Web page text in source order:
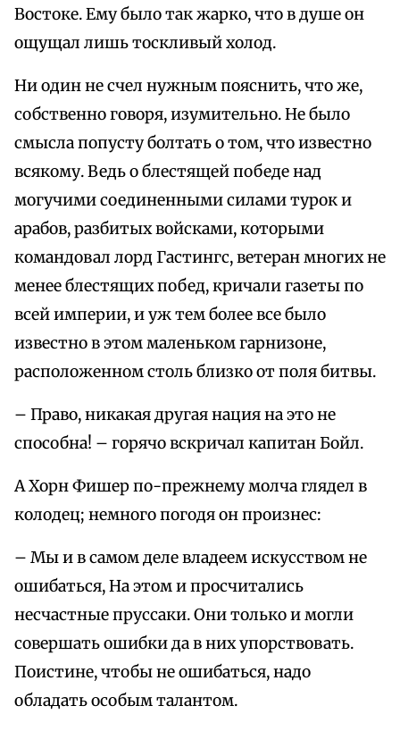
Востоке. Ему было так жарко, что в душе он
ощущал лишь тоскливый холод.
Ни один не счел нужным пояснить, что же,
собственно говоря, изумительно. Не было
смысла попусту болтать о том, что известно
всякому. Ведь о блестящей победе над
могучими соединенными силами турок и
арабов, разбитых войсками, которыми
командовал лорд Гастингс, ветеран многих не
менее блестящих побед, кричали газеты по
всей империи, и уж тем более все было
известно в этом маленьком гарнизоне,
расположенном столь близко от поля битвы.
– Право, никакая другая нация на это не
способна! – горячо вскричал капитан Бойл.
А Хорн Фишер по-прежнему молча глядел в
колодец; немного погодя он произнес:
– Мы и в самом деле владеем искусством не
ошибаться, На этом и просчитались
несчастные пруссаки. Они только и могли
совершать ошибки да в них упорствовать.
Поистине, чтобы не ошибаться, надо
обладать особым талантом.